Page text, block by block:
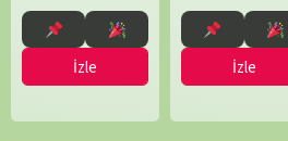
İzle
Renny
Bartlett,
İzle